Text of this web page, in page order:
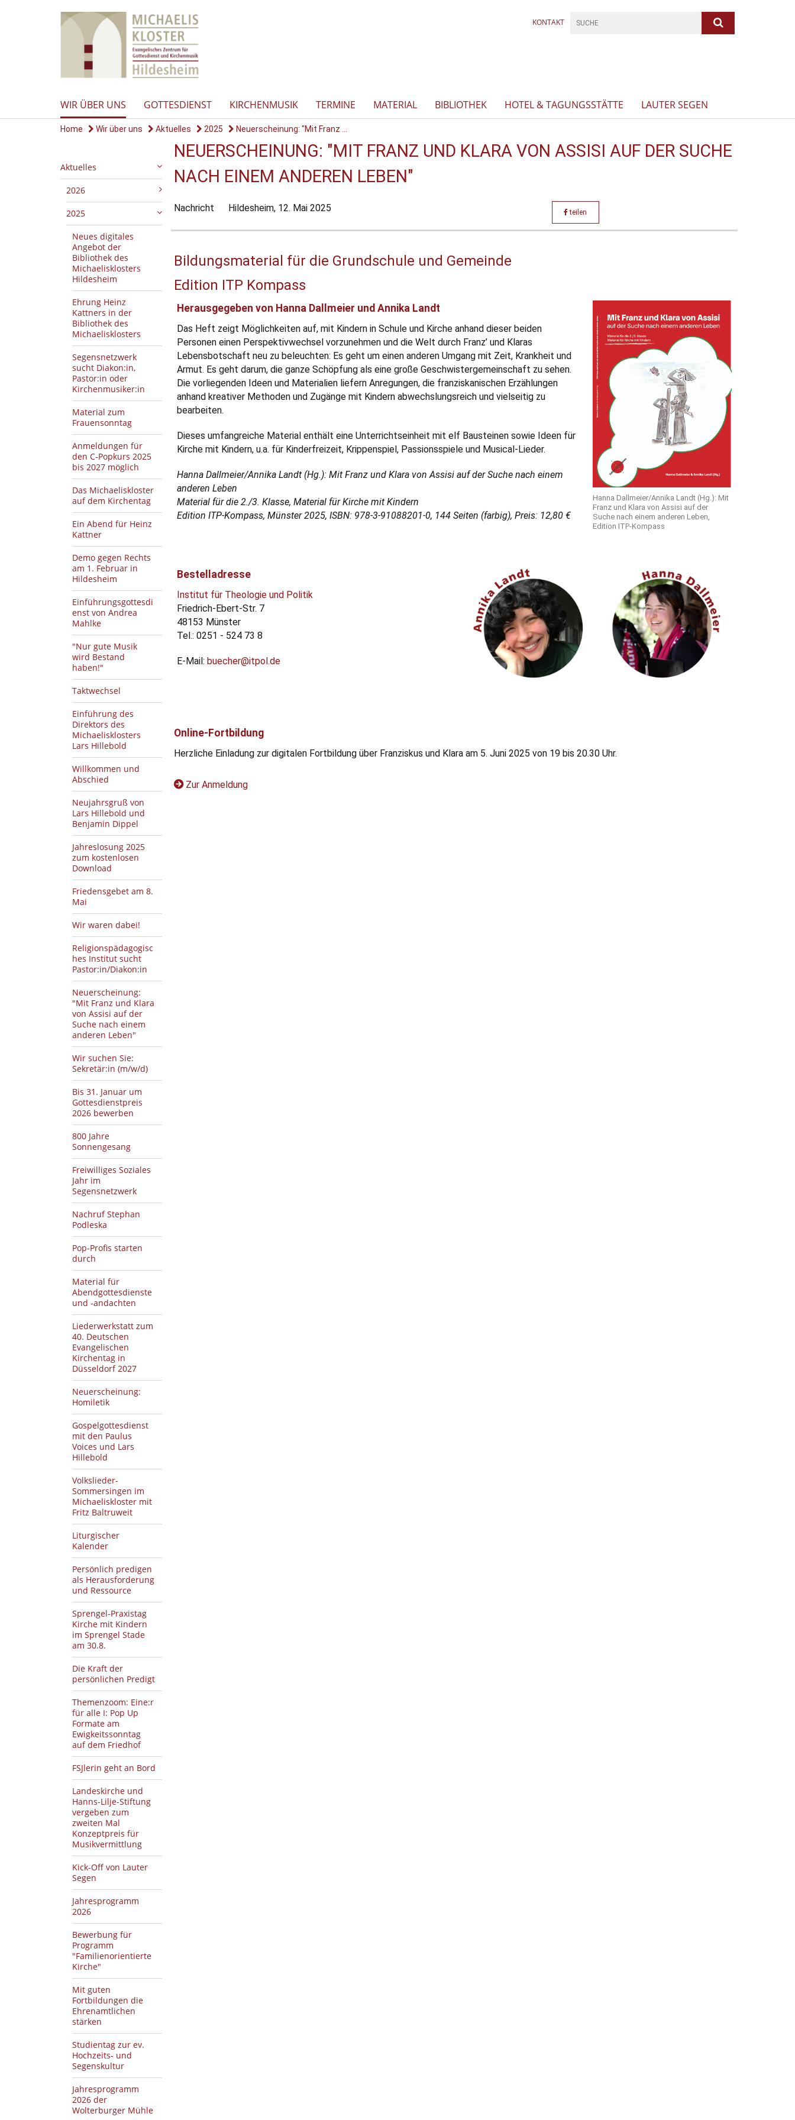
KONTAKT
WIR ÜBER UNS GOTTESDIENST KIRCHENMUSIK TERMINE MATERIAL BIBLIOTHEK HOTEL & TAGUNGSSTÄTTE LAUTER SEGEN
Home Wir über uns Aktuelles 2025 Neuerscheinung: "Mit Franz ...
Aktuelles
2026
2025
Neues digitales
Angebot der
Bibliothek des
Michaelisklosters
Hildesheim
Ehrung Heinz
Kattners in der
Bibliothek des
Michaelisklosters
Segensnetzwerk
sucht Diakon:in,
Pastor:in oder
Kirchenmusiker:in
Material zum
Frauensonntag
Anmeldungen für
den C-Popkurs 2025
bis 2027 möglich
Das Michaeliskloster
auf dem Kirchentag
Ein Abend für Heinz
Kattner
Demo gegen Rechts
am 1. Februar in
Hildesheim
Einführungsgottesdi
enst von Andrea
Mahlke
"Nur gute Musik
wird Bestand
haben!"
Taktwechsel
Einführung des
Direktors des
Michaelisklosters
Lars Hillebold
Willkommen und
Abschied
Neujahrsgruß von
Lars Hillebold und
Benjamin Dippel
Jahreslosung 2025
zum kostenlosen
Download
Friedensgebet am 8.
Mai
Wir waren dabei!
Religionspädagogisc
hes Institut sucht
Pastor:in/Diakon:in
Neuerscheinung:
"Mit Franz und Klara
von Assisi auf der
Suche nach einem
anderen Leben"
Wir suchen Sie:
Sekretär:in (m/w/d)
Bis 31. Januar um
Gottesdienstpreis
2026 bewerben
800 Jahre
Sonnengesang
Freiwilliges Soziales
Jahr im
Segensnetzwerk
Nachruf Stephan
Podleska
Pop-Profis starten
durch
Material für
Abendgottesdienste
und -andachten
Liederwerkstatt zum
40. Deutschen
Evangelischen
Kirchentag in
Düsseldorf 2027
Neuerscheinung:
Homiletik
Gospelgottesdienst
mit den Paulus
Voices und Lars
Hillebold
Volkslieder-
Sommersingen im
Michaeliskloster mit
Fritz Baltruweit
Liturgischer
Kalender
Persönlich predigen
als Herausforderung
und Ressource
Sprengel-Praxistag
Kirche mit Kindern
im Sprengel Stade
am 30.8.
Die Kraft der
persönlichen Predigt
Themenzoom: Eine:r
für alle I: Pop Up
Formate am
Ewigkeitssonntag
auf dem Friedhof
FSJlerin geht an Bord
Landeskirche und
Hanns-Lilje-Stiftung
vergeben zum
zweiten Mal
Konzeptpreis für
Musikvermittlung
Kick-Off von Lauter
Segen
Jahresprogramm
2026
Bewerbung für
Programm
"Familienorientierte
Kirche"
Mit guten
Fortbildungen die
Ehrenamtlichen
stärken
Studientag zur ev.
Hochzeits- und
Segenskultur
Jahresprogramm
2026 der
Wolterburger Mühle
NEUERSCHEINUNG: "MIT FRANZ UND KLARA VON ASSISI AUF DER SUCHE
NACH EINEM ANDEREN LEBEN"
Nachricht Hildesheim, 12. Mai 2025 teilen
Bildungsmaterial für die Grundschule und Gemeinde
Edition ITP Kompass
Hanna Dallmeier/Annika Landt (Hg.): Mit
Franz und Klara von Assisi auf der
Suche nach einem anderen Leben,
Edition ITP-Kompass
Herausgegeben von Hanna Dallmeier und Annika Landt
Das Heft zeigt Möglichkeiten auf, mit Kindern in Schule und Kirche anhand dieser beiden
Personen einen Perspektivwechsel vorzunehmen und die Welt durch Franz’ und Klaras
Lebensbotschaft neu zu beleuchten: Es geht um einen anderen Umgang mit Zeit, Krankheit und
Armut. Es geht darum, die ganze Schöpfung als eine große Geschwistergemeinschaft zu sehen.
Die vorliegenden Ideen und Materialien liefern Anregungen, die franziskanischen Erzählungen
anhand kreativer Methoden und Zugänge mit Kindern abwechslungsreich und vielseitig zu
bearbeiten.
Dieses umfangreiche Material enthält eine Unterrichtseinheit mit elf Bausteinen sowie Ideen für
Kirche mit Kindern, u.a. für Kinderfreizeit, Krippenspiel, Passionsspiele und Musical-Lieder.
Hanna Dallmeier/Annika Landt (Hg.): Mit Franz und Klara von Assisi auf der Suche nach einem
anderen Leben
Material für die 2./3. Klasse, Material für Kirche mit Kindern
Edition ITP-Kompass, Münster 2025, ISBN: 978-3-91088201-0, 144 Seiten (farbig), Preis: 12,80 €
Bestelladresse
Institut für Theologie und Politik
Friedrich-Ebert-Str. 7
48153 Münster
Tel.: 0251 - 524 73 8
E-Mail: buecher@itpol.de
Online-Fortbildung
Herzliche Einladung zur digitalen Fortbildung über Franziskus und Klara am 5. Juni 2025 von 19 bis 20.30 Uhr.
Zur Anmeldung